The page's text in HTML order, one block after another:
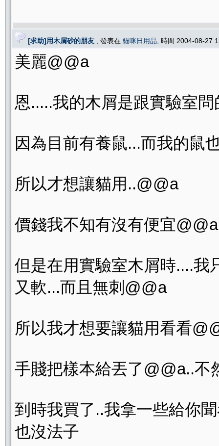
[求助]用木屑砂的朋友 , 發表在 貓咪日用品 , 時間 2004-08-27
美麗@@a
恩.....我的木屑是跟實驗室
因為目前有養鼠...而我的鼠
所以才想讓貓用..@@a
價錢我不知有沒有便宜
但是在用實驗室木屑時....我
又軟...而且無刺@@a
所以我才想要讓貓用看看
手賤把樣本給丟了@@a..不
到時我買了..我拿一些給你
也沒法子